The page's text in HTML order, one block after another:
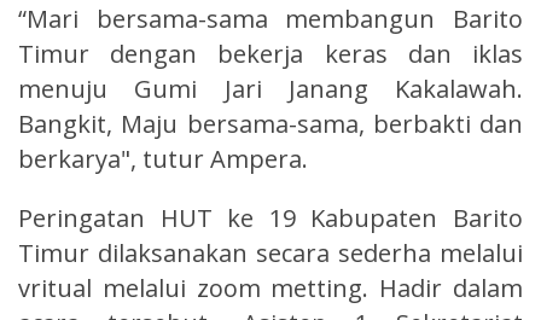
“Mari bersama-sama membangun Barito
Timur dengan bekerja keras dan iklas
menuju Gumi Jari Janang Kakalawah.
Bangkit, Maju bersama-sama, berbakti dan
berkarya", tutur Ampera.
Peringatan HUT ke 19 Kabupaten Barito
Timur dilaksanakan secara sederha melalui
vritual melalui zoom metting. Hadir dalam